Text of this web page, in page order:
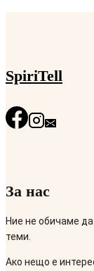
SpiriTell
За нас
Ние не обичаме
теми.
Ако нещо е